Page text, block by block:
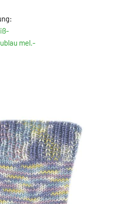
mel.-